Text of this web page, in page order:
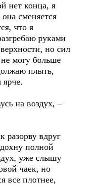
нет конца, я
сменяется
что я
руками
но сил
могу больше
плыть,
ярче.
на воздух, –
разорву вдруг
полной
уже слышу
чаек, но
все плотнее,